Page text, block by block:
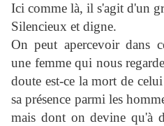
Ici comme là, il s'agit d'un
Silencieux et digne.
On peut apercevoir dans
une femme qui nous regarde
doute est-ce la mort de
sa présence parmi les
mais dont on devine qu'à